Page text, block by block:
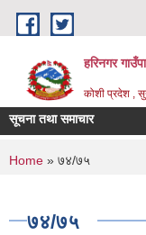
Skip to main content
हरिनगर
कोशी प्रदेश ,
सूचना तथा समाचार
सहभआग_
You are
Home » ७४/७५
७४/७५